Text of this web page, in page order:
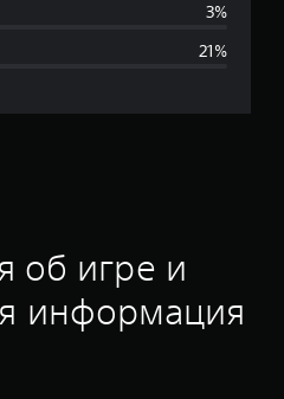
я
о
н
к
:
3%
21%
об игре и
информация